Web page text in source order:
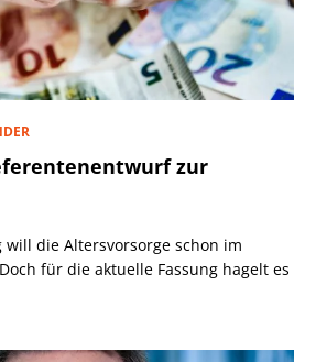
zur
will die Altersvorsorge schon im
für die aktuelle Fassung hagelt es